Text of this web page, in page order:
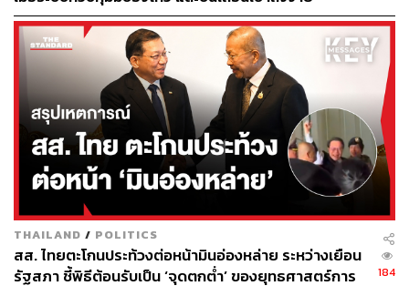
THAILAND / POLITICS
สส. ไทยตะโกนประท้วงต่อหน้ามินอ่องหล่าย ระหว่างเยือน
รัฐสภา ชี้พิธีต้อนรับเป็น ‘จุดตกต่ำ’ ของยุทธศาสตร์การ
184